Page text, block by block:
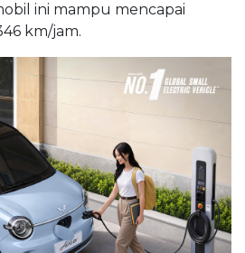
ini mampu mencapai
km/jam.